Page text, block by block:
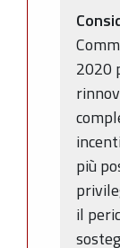
2020
più
il